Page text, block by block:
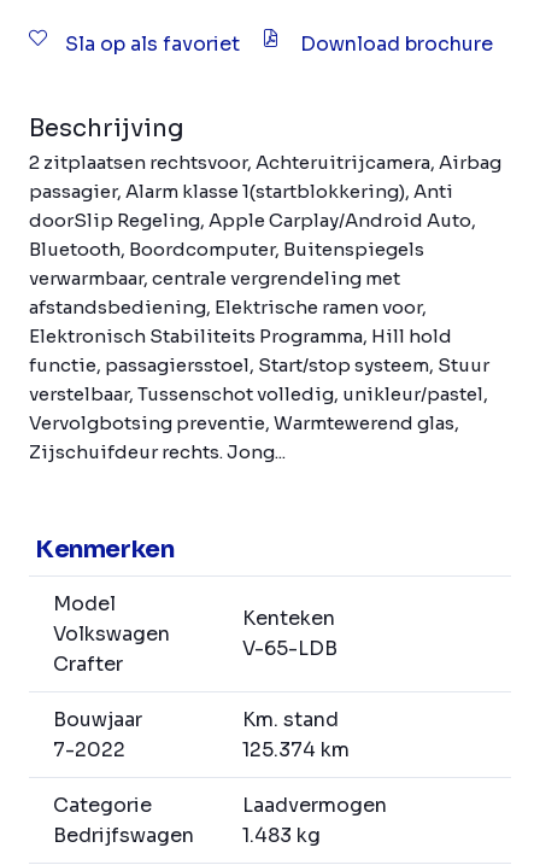
Sla op als favoriet Download brochure
Beschrijving
2 zitplaatsen rechtsvoor, Achteruitrijcamera, Airbag
passagier, Alarm klasse 1(startblokkering), Anti
doorSlip Regeling, Apple Carplay/Android Auto,
Bluetooth, Boordcomputer, Buitenspiegels
verwarmbaar, centrale vergrendeling met
afstandsbediening, Elektrische ramen voor,
Elektronisch Stabiliteits Programma, Hill hold
functie, passagiersstoel, Start/stop systeem, Stuur
verstelbaar, Tussenschot volledig, unikleur/pastel,
Vervolgbotsing preventie, Warmtewerend glas,
Zijschuifdeur rechts. Jong...
Kenmerken
Model
Volkswagen
Crafter
Kenteken
V-65-LDB
Bouwjaar
7-2022
Km. stand
125.374 km
Categorie
Bedrijfswagen
Laadvermogen
1.483 kg